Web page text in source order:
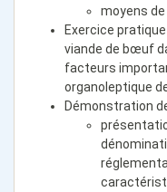
moyens
Exercice
viande de bœuf
facteurs
organoleptique
Démonstration